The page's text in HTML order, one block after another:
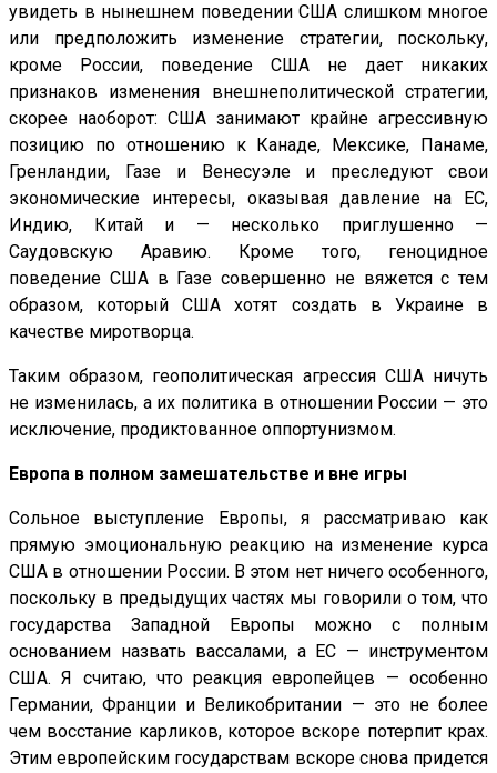
увидеть в нынешнем поведении США слишком многое
или предположить изменение стратегии, поскольку,
кроме России, поведение США не дает никаких
признаков изменения внешнеполитической стратегии,
скорее наоборот: США занимают крайне агрессивную
позицию по отношению к Канаде, Мексике, Панаме,
Гренландии, Газе и Венесуэле и преследуют свои
экономические интересы, оказывая давление на ЕС,
Индию, Китай и — несколько приглушенно —
Саудовскую Аравию. Кроме того, геноцидное
поведение США в Газе совершенно не вяжется с тем
образом, который США хотят создать в Украине в
качестве миротворца.
Таким образом, геополитическая агрессия США ничуть
не изменилась, а их политика в отношении России — это
исключение, продиктованное оппортунизмом.
Европа в полном замешательстве и вне игры
Сольное выступление Европы, я рассматриваю как
прямую эмоциональную реакцию на изменение курса
США в отношении России. В этом нет ничего особенного,
поскольку в предыдущих частях мы говорили о том, что
государства Западной Европы можно с полным
основанием назвать вассалами, а ЕС — инструментом
США. Я считаю, что реакция европейцев — особенно
Германии, Франции и Великобритании — это не более
чем восстание карликов, которое вскоре потерпит крах.
Этим европейским государствам вскоре снова придется